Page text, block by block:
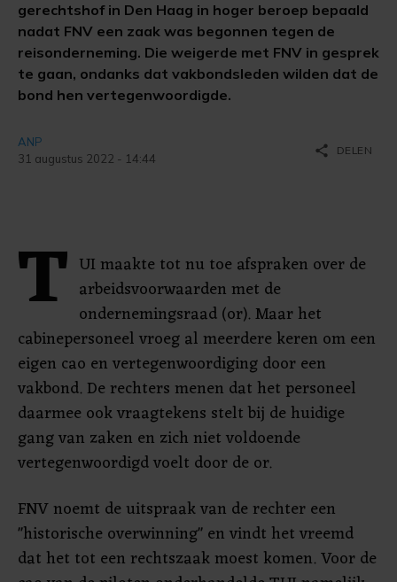
gerechtshof in Den Haag in hoger beroep bepaald
nadat FNV een zaak was begonnen tegen de
reisonderneming. Die weigerde met FNV in gesprek
te gaan, ondanks dat vakbondsleden wilden dat de
bond hen vertegenwoordigde.
ANP
31 augustus 2022 - 14:44
share DELEN
T UI maakte tot nu toe afspraken over de
arbeidsvoorwaarden met de
ondernemingsraad (or). Maar het
cabinepersoneel vroeg al meerdere keren om een
eigen cao en vertegenwoordiging door een
vakbond. De rechters menen dat het personeel
daarmee ook vraagtekens stelt bij de huidige
gang van zaken en zich niet voldoende
vertegenwoordigd voelt door de or.
FNV noemt de uitspraak van de rechter een
"historische overwinning" en vindt het vreemd
dat het tot een rechtszaak moest komen. Voor de